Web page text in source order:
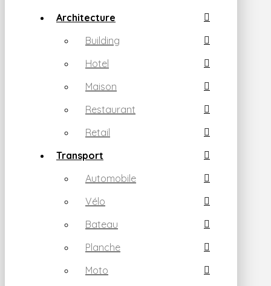
Architecture
Building
Hotel
Maison
Restaurant
Retail
Transport
Automobile
Vélo
Bateau
Planche
Moto